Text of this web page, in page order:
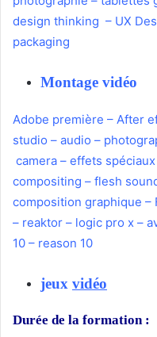
design thinking – UX
packaging
Montage vidéo
Adobe première – After
studio – audio –
camera – effets spéciaux
compositing – flesh
composition graphique –
– reaktor – logic pro x –
10 – reason 10
jeux vidéo
Durée de la formation :